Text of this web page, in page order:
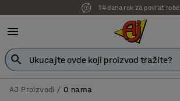
14 dana rok za povrat robe
AJ Proizvodi O nama